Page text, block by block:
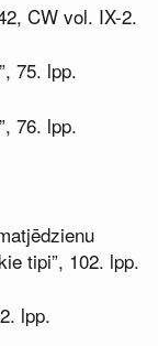
CW vol. IX-2.
75. lpp.
76. lpp.
tipi”, 102. lpp.
lpp.